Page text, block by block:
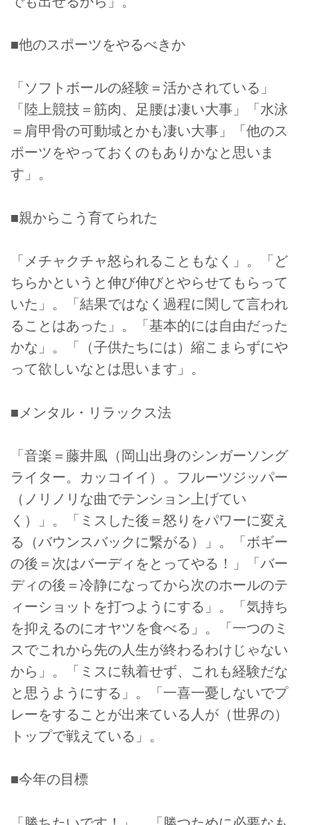
■他のスポーツをやるべきか
「ソフトボールの経験＝活かされている」
「陸上競技＝筋肉、足腰は凄い大事」「水泳
＝肩甲骨の可動域とかも凄い大事」「他のス
ポーツをやっておくのもありかなと思いま
す」。
■親からこう育てられた
「メチャクチャ怒られることもなく」。「ど
ちらかというと伸び伸びとやらせてもらって
いた」。「結果ではなく過程に関して言われ
ることはあった」。「基本的には自由だった
かな」。「（子供たちには）縮こまらずにや
って欲しいなとは思います」。
■メンタル・リラックス法
「音楽＝藤井風（岡山出身のシンガーソング
ライター。カッコイイ）。フルーツジッパー
（ノリノリな曲でテンション上げてい
く）」。「ミスした後＝怒りをパワーに変え
る（バウンスバックに繋がる）」。「ボギー
の後＝次はバーディをとってやる！」「バー
ディの後＝冷静になってから次のホールのテ
ィーショットを打つようにする」。「気持ち
を抑えるのにオヤツを食べる」。「一つのミ
スでこれから先の人生が終わるわけじゃない
から」。「ミスに執着せず、これも経験だな
と思うようにする」。「一喜一憂しないでプ
レーをすることが出来ている人が（世界の）
トップで戦えている」。
■今年の目標